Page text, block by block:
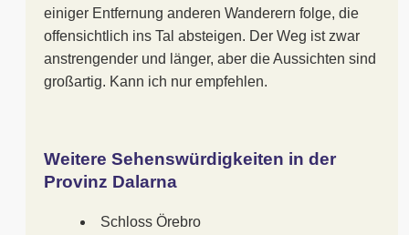
einiger Entfernung anderen Wanderern folge, die
offensichtlich ins Tal absteigen. Der Weg ist zwar
anstrengender und länger, aber die Aussichten sind
großartig. Kann ich nur empfehlen.
Weitere Sehenswürdigkeiten in der
Provinz Dalarna
Schloss Örebro